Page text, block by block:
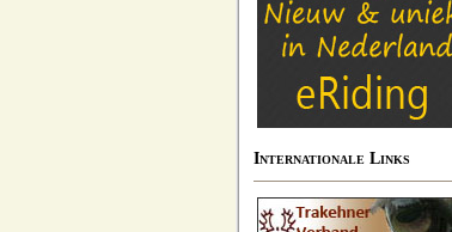
Internationale Links